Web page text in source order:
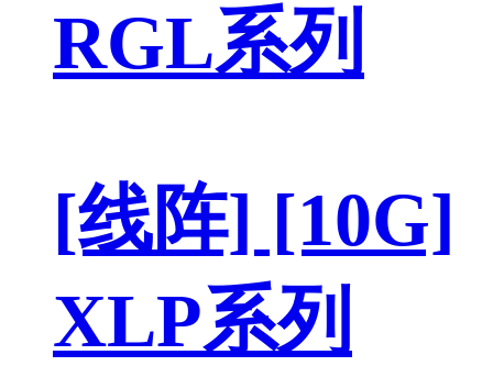
RGL系列
[线阵] [10G]
XLP系列